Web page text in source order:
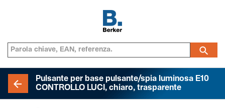
Pulsante per base pulsante/spia luminosa E10
CONTROLLO LUCI, chiaro, trasparente